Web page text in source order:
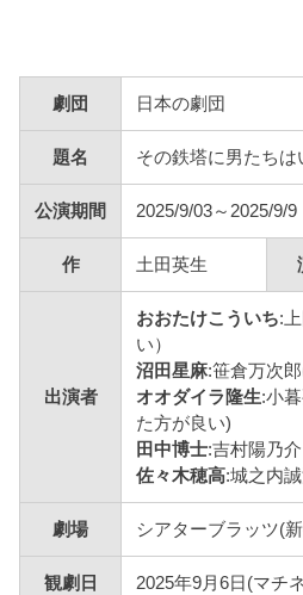
劇団 日本の劇団
題名 その鉄塔に男たちは
公演期間 2025/9/03～2025/9/9
作 土田英生
出演者
おおたけこういち:
い）
沼田星麻:笹倉万次
オオダイラ隆生:小
た方が良い)
田中博士:吉村陽乃
佐々木穂高:城之内
劇場 シアターブラッツ(
観劇日 2025年9月6日(マチ